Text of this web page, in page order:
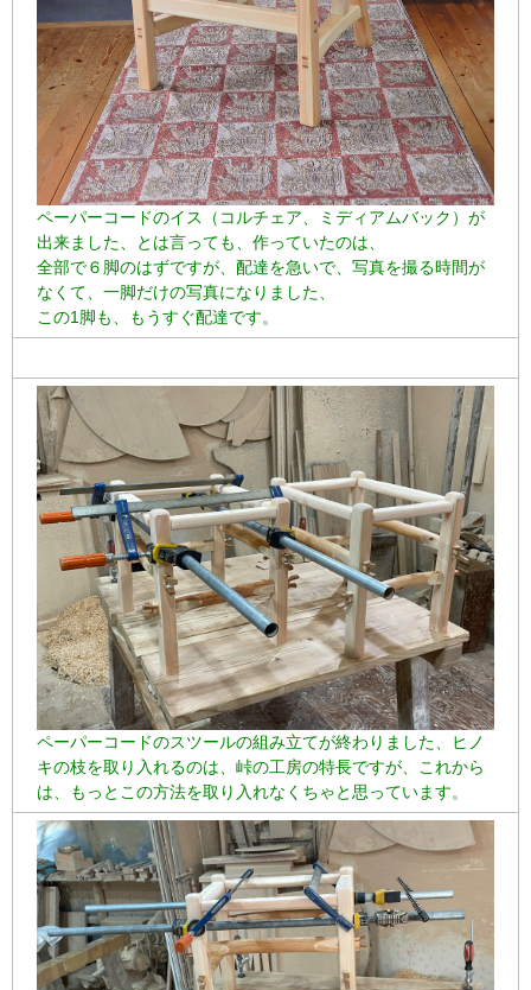
ペーパーコードのイス（コルチェア、ミディアムバック）が
出来ました、とは言っても、作っていたのは、
全部で６脚のはずですが、配達を急いで、写真を撮る時間が
なくて、一脚だけの写真になりました、
この1脚も、もうすぐ配達です。
ペーパーコードのスツールの組み立てが終わりました、ヒノ
キの枝を取り入れるのは、峠の工房の特長ですが、これから
は、もっとこの方法を取り入れなくちゃと思っています。